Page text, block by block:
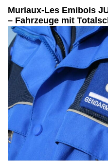
Muriaux-Les Emibois
– Fahrzeuge mit